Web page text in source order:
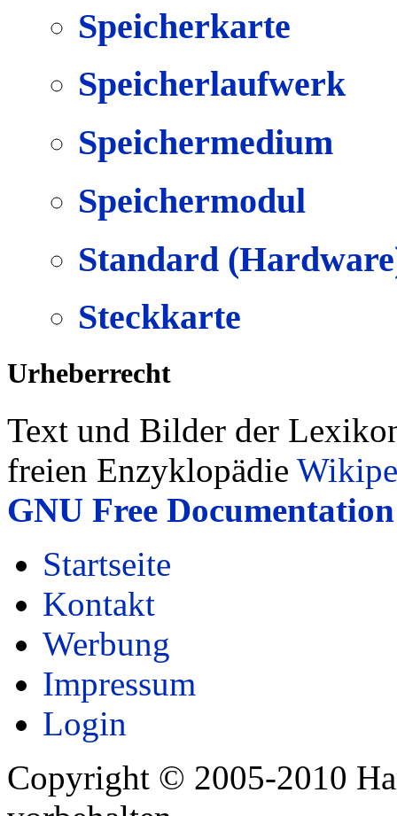
Speicherkarte
Speicherlaufwerk
Speichermedium
Speichermodul
Standard
Steckkarte
Urheberrecht
Text und Bilder der
freien Enzyklopädie
GNU Free
Startseite
Kontakt
Werbung
Impressum
Login
Copyright © 2005-2010